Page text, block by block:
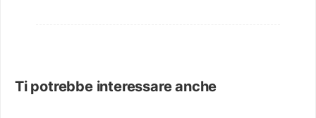
Ti potrebbe interessare anche